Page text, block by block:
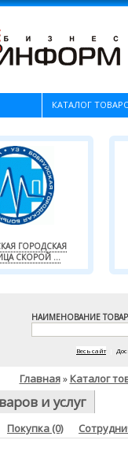
КАТАЛОГ
ГОРОДСКАЯ
СКОРОЙ ...
НАИМЕНОВАНИЕ
Весь сайт
Главная» Каталог
и услуг
Покупка (0)